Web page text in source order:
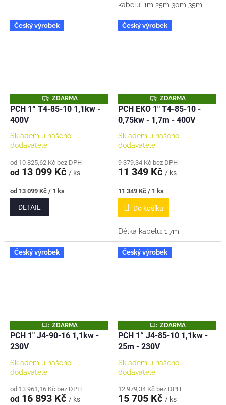
kabelu: 1m 25m 30m 35m
40m 50m Je nutné dodat
také ochranu motoru - viz...
Český výrobek
Z
D
A
A
ZDARMA
PCH 1“ T4-85-10 1,1kw -
400V
Skladem u našeho
dodavatele
od 10 825,62 Kč bez DPH
od 13 099 Kč / ks
Měrná
cena:
od 13 099 Kč / 1 ks
DETAIL
Český výrobek
Z
D
R
M
A
ZDARMA
PCH EKO 1" T4-85-10 -
0,75kw - 1,7m - 400V
Skladem u našeho
dodavatele
9 379,34 Kč bez DPH
11 349 Kč / ks
Měrná
cena:
11 349 Kč / 1 ks
Do košíku
Délka kabelu: 1,7m
Český výrobek
Z
D
A
A
ZDARMA
PCH 1" J4-90-16 1,1kw -
230V
Skladem u našeho
dodavatele
od 13 961,16 Kč bez DPH
od 16 893 Kč / ks
Český výrobek
Z
D
A
R
A
ZDARMA
PCH 1“ J4-85-10 1,1kw -
25m - 230V
Skladem u našeho
dodavatele
12 979,34 Kč bez DPH
15 705 Kč / ks